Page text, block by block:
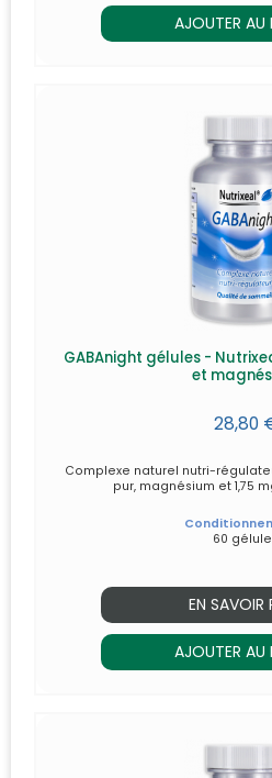
AJOUTER AU
GABAnight gélules -
et
28,80
Complexe naturel nutri-
pur, magnésium et 1,75
60
EN SAVOIR
AJOUTER AU